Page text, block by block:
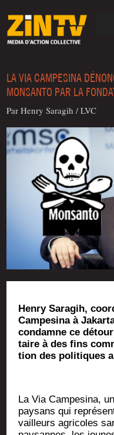
LA VIA CAMPESINA
MONSANTO PAR LA
Par Hen­ry Saragih /LVC
Hen­ry Sara­gih,
Cam­pe­si­na à
condamne ce
taire à des fins
tion des poli­tiques
La Via Cam­pe­si­na,
pay­sans qui
vailleurs agri­coles